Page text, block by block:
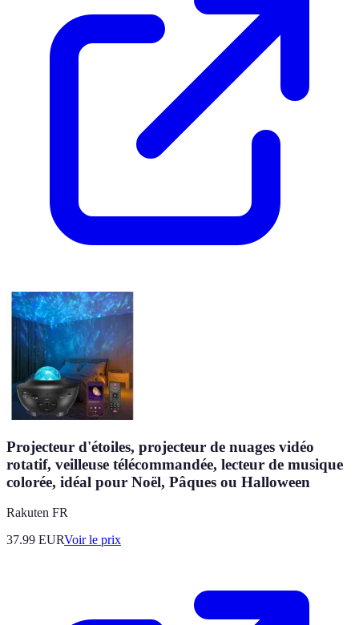
Projecteur d'étoiles, projecteur de nuages vidéo
rotatif, veilleuse télécommandée, lecteur de musique
colorée, idéal pour Noël, Pâques ou Halloween
Rakuten FR
37.99 EURVoir le prix